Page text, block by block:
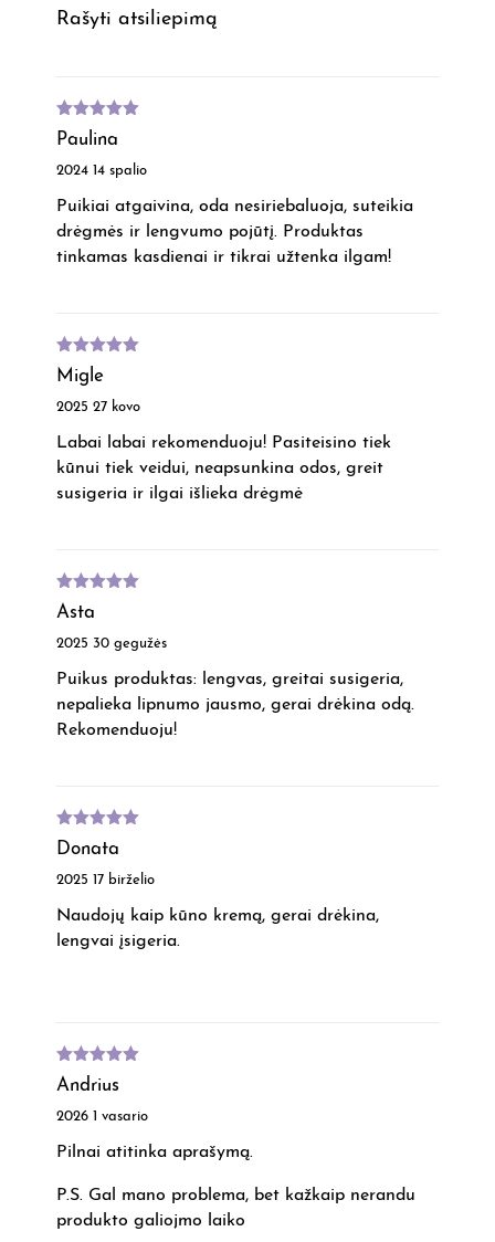
Rašyti atsiliepimą
Paulina
2024 14 spalio
Įvertinimas
:5iš 5
Puikiai atgaivina, oda nesiriebaluoja, suteikia
drėgmės ir lengvumo pojūtį. Produktas
tinkamas kasdienai ir tikrai užtenka ilgam!
Migle
2025 27 kovo
Įvertinimas
:5iš 5
Labai labai rekomenduoju! Pasiteisino tiek
kūnui tiek veidui, neapsunkina odos, greit
susigeria ir ilgai išlieka drėgmė
Asta
2025 30 gegužės
Įvertinimas
:5 iš 5
Puikus produktas: lengvas, greitai susigeria,
nepalieka lipnumo jausmo, gerai drėkina odą.
Rekomenduoju!
Donata
2025 17 birželio
Įvertinimas
:5iš 5
Naudojų kaip kūno kremą, gerai drėkina,
lengvai įsigeria.
Andrius
2026 1 vasario
Įvertinimas
:5iš 5
Pilnai atitinka aprašymą.
P.S. Gal mano problema, bet kažkaip nerandu
produkto galiojmo laiko